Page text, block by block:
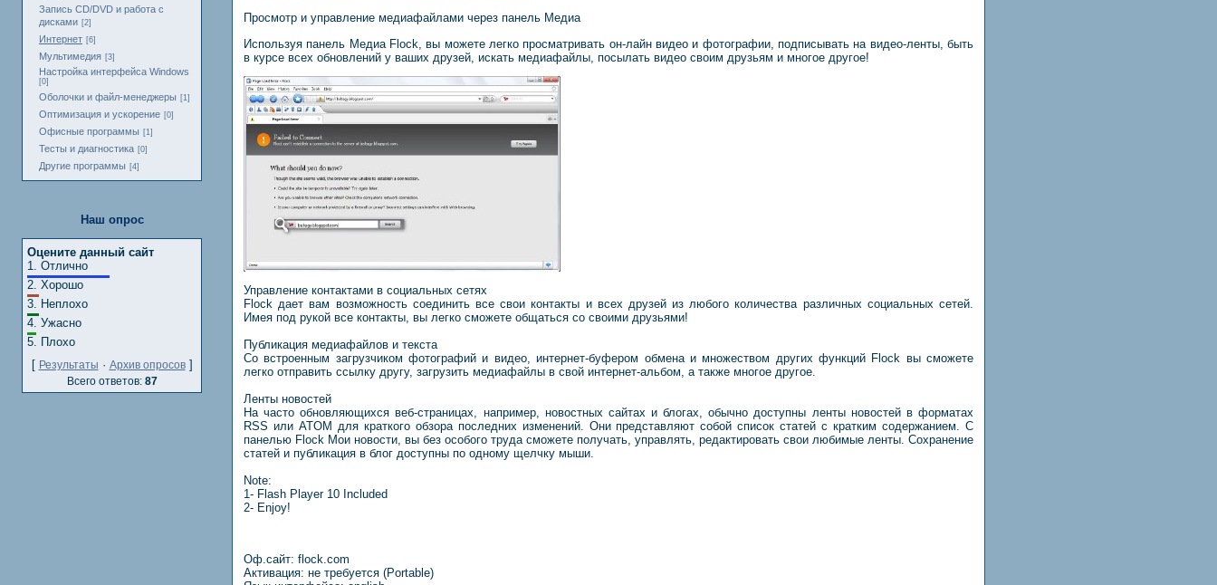
Запись CD/DVD и работа с
дисками [2]
Интернет [6]
Мультимедия [3]
Настройка интерфейса Windows
[0]
Оболочки и файл-менеджеры [1]
Оптимизация и ускорение [0]
Офисные программы [1]
Тесты и диагностика [0]
Другие программы [4]
Наш опрос
Оцените данный сайт
1. Отлично
2. Хорошо
3. Неплохо
4. Ужасно
5. Плохо
[ Результаты · Архив опросов]
Всего ответов: 87
Просмотр и управление медиафайлами через панель Медиа
Используя панель Медиа Flock, вы можете легко просматривать он-лайн видео и фотографии, подписывать на видео-ленты, быть
в курсе всех обновлений у ваших друзей, искать медиафайлы, посылать видео своим друзьям и многое другое!
Управление контактами в социальных сетях
Flock дает вам возможность соединить все свои контакты и всех друзей из любого количества различных социальных сетей.
Имея под рукой все контакты, вы легко сможете общаться со своими друзьями!
Публикация медиафайлов и текста
Со встроенным загрузчиком фотографий и видео, интернет-буфером обмена и множеством других функций Flock вы сможете
легко отправить ссылку другу, загрузить медиафайлы в свой интернет-альбом, а также многое другое.
Ленты новостей
На часто обновляющихся веб-страницах, например, новостных сайтах и блогах, обычно доступны ленты новостей в форматах
RSS или ATOM для краткого обзора последних изменений. Они представляют собой список статей с кратким содержанием. С
панелью Flock Мои новости, вы без особого труда сможете получать, управлять, редактировать свои любимые ленты. Сохранение
статей и публикация в блог доступны по одному щелчку мыши.
Note:
1- Flash Player 10 Included
2- Enjoy!
Оф.сайт: flock.com
Активация: не требуется (Portable)